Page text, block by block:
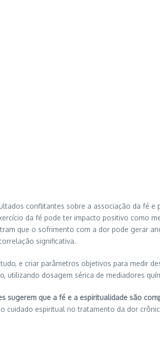
conflitantes sobre a associação da fé
da fé pode ter impacto positivo como
que o sofrimento com a dor pode gerar
significativa.
e criar parâmetros objetivos para medir
utilizando dosagem sérica de mediadores
sugerem que a fé e a espiritualidade são
cuidado espiritual no tratamento da dor